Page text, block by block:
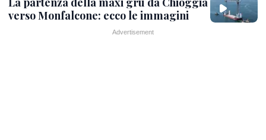
verso Monfalcone: ecco le immagini